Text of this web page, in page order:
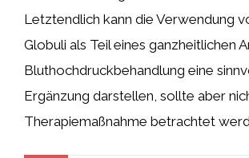
Letztendlich kann die Verwendung
Globuli als Teil eines ganzheitlichen
Bluthochdruckbehandlung eine
Ergänzung darstellen, sollte aber
Therapiemaßnahme betrachtet